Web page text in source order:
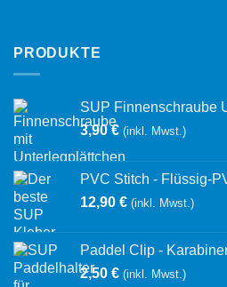
PRODUKTE
SUP Finnenschraube
3,90€ (inkl. Mwst.)
PVC Stitch - Flüssig-
12,90 € (inkl. Mwst.)
Paddel Clip -
2,50 € (inkl. Mwst.)